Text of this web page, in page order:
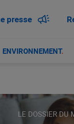
presse
ENVIRONNEMENT.
LE DOSSIER DU